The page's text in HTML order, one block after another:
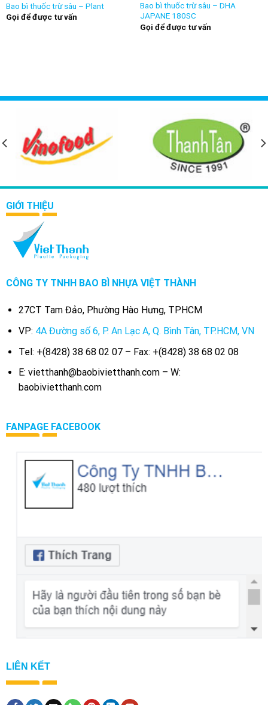
Bao bì thuốc trừ sâu – Plant
Gọi để được tư vấn
Bao bì thuốc trừ sâu – DHA
JAPANE 180SC
Gọi để được tư vấn
GIỚI THIỆU
CÔNG TY TNHH BAO BÌ NHỰA VIỆT THÀNH
27CT Tam Đảo, Phường Hào Hưng, TPHCM
VP: 4A Đường số 6, P. An Lạc A, Q. Bình Tân, TP.HCM, VN
Tel: +(8428) 38 68 02 07 – Fax: +(8428) 38 68 02 08
E: vietthanh@baobivietthanh.com – W:
baobivietthanh.com
FANPAGE FACEBOOK
LIÊN KẾT